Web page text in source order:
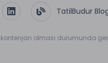
TatilBudur
olması durumunda